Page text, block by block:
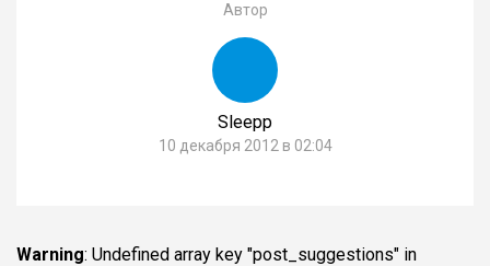
Автор
Sleepp
10 декабря 2012 в 02:04
Warning: Undefined array key "post_suggestions" in